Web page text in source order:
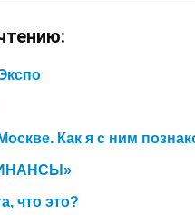
Как я с ним
что это?